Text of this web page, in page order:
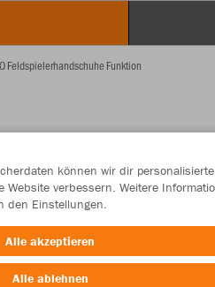
Feldspielerhandschuhe Funktion
können wir dir personalisierte
Website verbessern. Weitere
den Einstellungen.
Alle akzeptieren
Alle ablehnen